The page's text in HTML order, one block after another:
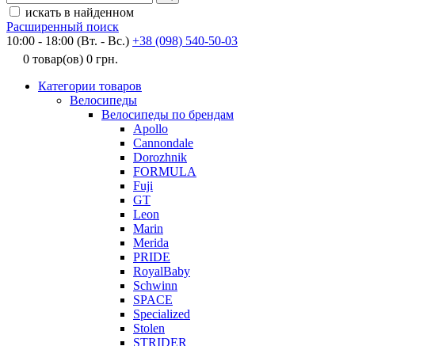
искать в найденном
Расширенный поиск
10:00 - 18:00 (Вт. - Вс.) +38 (098) 540-50-03
0 товар(ов) 0 грн.
Категории товаров
Велосипеды
Велосипеды по брендам
Apollo
Cannondale
Dorozhnik
FORMULA
Fuji
GT
Leon
Marin
Merida
PRIDE
RoyalBaby
Schwinn
SPACE
Specialized
Stolen
STRIDER